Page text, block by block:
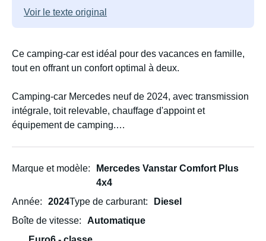
Voir le texte original
Ce camping-car est idéal pour des vacances en famille,
tout en offrant un confort optimal à deux.
Camping-car Mercedes neuf de 2024, avec transmission
intégrale, toit relevable, chauffage d'appoint et
équipement de camping.
et deux couchages sous la banquette rabattable, pouvant
accueillir jusqu'à quatre adultes ou deux adultes et trois
jeunes enfants.
Le camping-car est équipé d'un auvent, et une tente
d'auvent adaptée est disponible (pour l'été ou la mi-
Marque et modèle
Mercedes Vanstar Comfort Plus
4x4
Année
2024Type de carburant
Diesel
Boîte de vitesse
Automatique